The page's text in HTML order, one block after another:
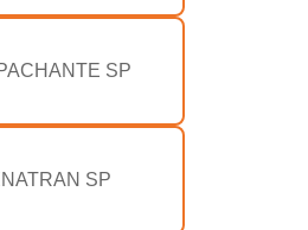
SP
SP